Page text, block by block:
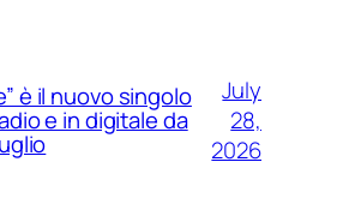
è il nuovo singolo
e in digitale da
July
28,
2026